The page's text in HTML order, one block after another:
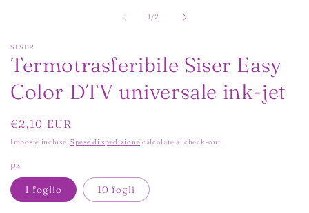
finestra
modale
1/
su2
SISER
Termotrasferibile Siser Easy
Color DTV universale ink-jet
Prezzo
di
€2,10 EUR
Imposte incluse. Spese di spedizione calcolate al check-out.
pz
1 foglio 10 fogli